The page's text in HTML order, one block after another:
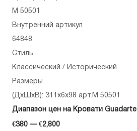
M 50501
Внутренний артикул
64848
Стиль
Классический / Исторический
Размеры
(ДхШхВ): 311x6x98 арт.M 50501
Диапазон цен на Кровати Guadarte
€380 — €2,800